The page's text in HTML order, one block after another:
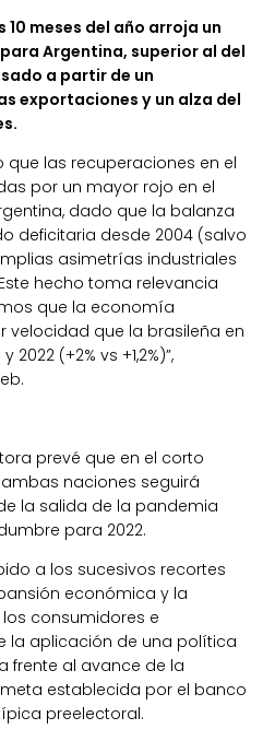
meses del año arroja un
Argentina, superior al del
a partir de un
exportaciones y un alza del
que las recuperaciones en el
por un mayor rojo en el
dado que la balanza
deficitaria desde 2004 (salvo
asimetrías industriales
hecho toma relevancia
que la economía
que la brasileña en
2022 (+2% vs +1,2%)”,
prevé que en el corto
naciones seguirá
la salida de la pandemia
para 2022.
a los sucesivos recortes
económica y la
consumidores e
la aplicación de una política
frente al avance de la
establecida por el banco
preelectoral.